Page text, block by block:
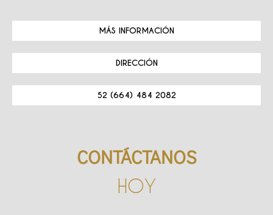
MÁS INFORMACIÓN
DIRECCIÓN
52 (664) 484 2082
CONTÁCTANOS
HOY